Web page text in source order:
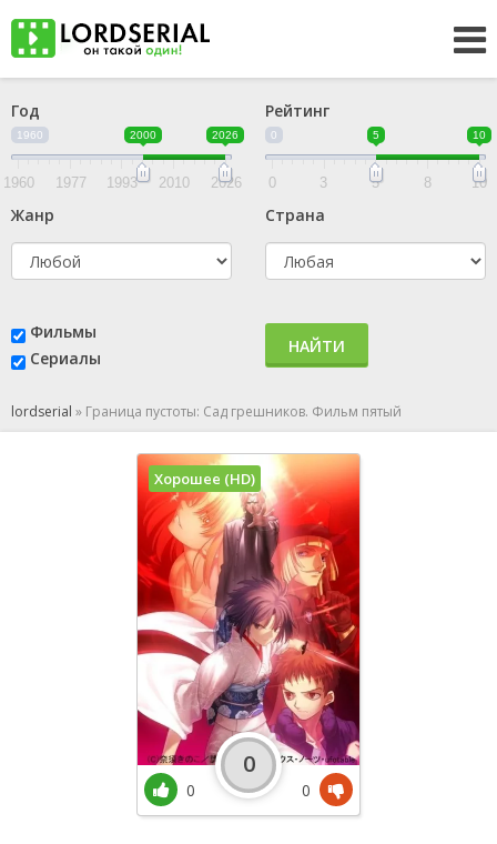
Год
1960 2000 2026
1960 1977 1993 2010 2026
Рейтинг
0 5 10
0 3 5 8 10
Жанр Страна
Фильмы
Сериалы
НАЙТИ
lordserial » Граница пустоты: Сад грешников. Фильм пятый
Хорошее (HD)
0
0
0